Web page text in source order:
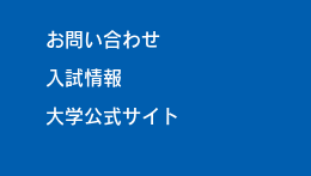
お問い合わせ
入試情報
大学公式サイト